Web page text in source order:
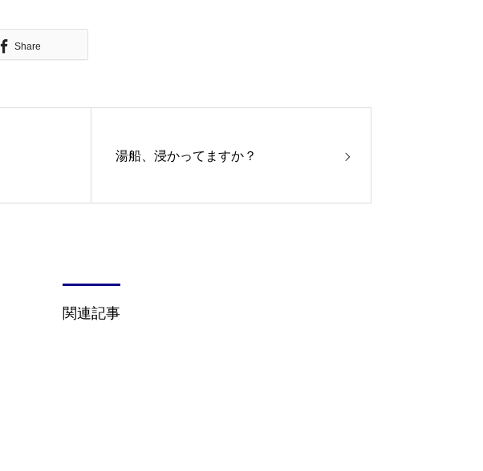
Share
湯船、浸かってますか？
関連記事